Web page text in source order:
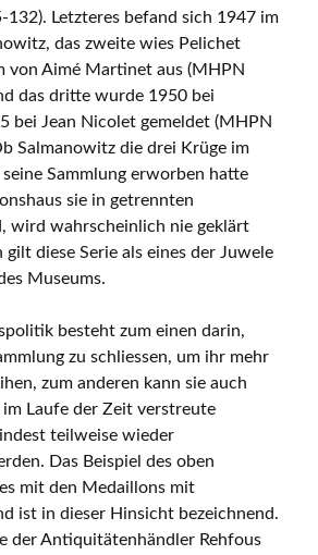
Letzteres befand sich 1947 im
das zweite wies Pelichet
von Aimé Martinet aus (MHPN
das dritte wurde 1950 bei
bei Jean Nicolet gemeldet (MHPN
Salmanowitz die drei Krüge im
Sammlung erworben hatte
sie in getrennten
wird wahrscheinlich nie geklärt
diese Serie als eines der Juwele
Museums.
besteht zum einen darin,
zu schliessen, um ihr mehr
zum anderen kann sie auch
im Laufe der Zeit verstreute
teilweise wieder
Das Beispiel des oben
mit den Medaillons mit
ist in dieser Hinsicht bezeichnend.
der Antiquitätenhändler Rehfous